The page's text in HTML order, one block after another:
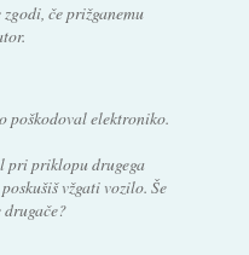
če prižganemu
poškodoval elektroniko.
pri priklopu drugega
vžgati vozilo. Še